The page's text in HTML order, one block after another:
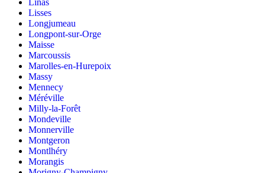
Lisses
Longjumeau
Longpont-sur-Orge
Maisse
Marcoussis
Marolles-en-Hurepoix
Massy
Mennecy
Méréville
Milly-la-Forêt
Mondeville
Monnerville
Montgeron
Montlhéry
Morangis